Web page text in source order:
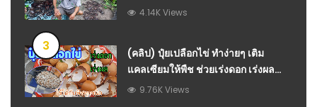
ผสานพื้นที่น้อย : วีดีโอ เกษตร
4.14K Views
3
(คลิป) ปุ๋ยเปลือกไข่ ทำง่ายๆ เติม
แคลเซียมให้พืช ช่วยเร่งดอก เร่งผล
ป้องกันหอยทาก ใช้ได้กับพืชทุกชนิด :
9.76K Views